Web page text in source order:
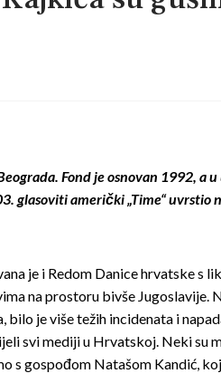
Fond je osnovan 1992, a
glasoviti američki „Time“
je i Redom Danice hrvatske s
na prostoru bivše Jugoslavije.
je više težih incidenata i
svi mediji u Hrvatskoj. Neki su
s gospođom Natašom Kandić,